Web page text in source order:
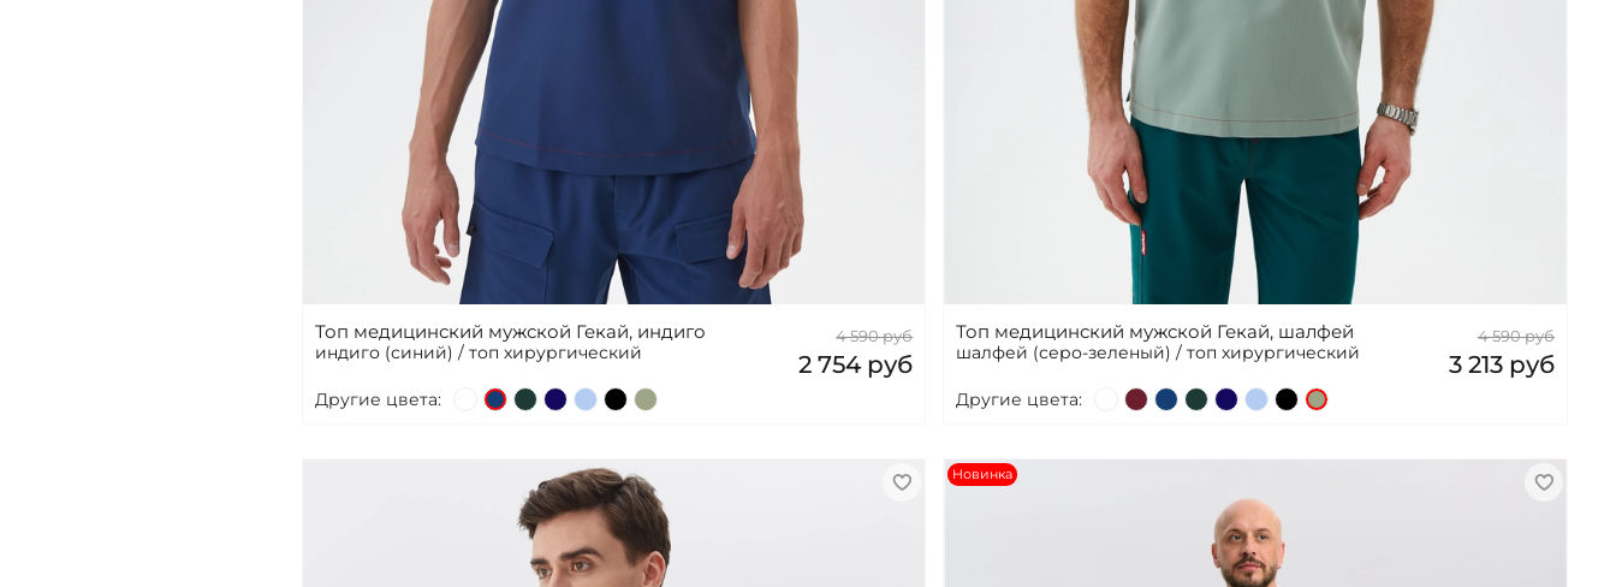
Топ медицинский мужской Гекай, индиго
индиго (синий) / топ хирургический
4 590 руб
2 754 руб
Другие цвета:
Топ медицинский мужской Гекай, шалфей
шалфей (серо-зеленый) / топ хирургический
4 590 руб
3 213 руб
Другие цвета:
Новинка